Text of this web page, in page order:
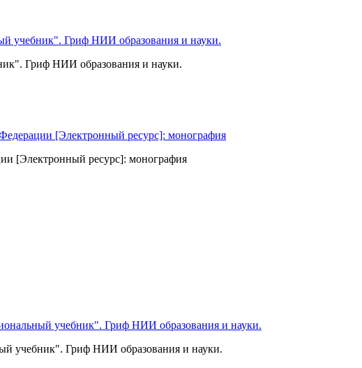
Гриф НИИ образования и науки.
[Электронный ресурс]: монография
учебник". Гриф НИИ образования и науки.